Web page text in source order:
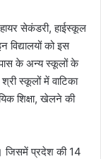
सेकंडरी, हाईस्कूल
विद्यालयों को इस
के अन्य स्कूलों के
स्कूलों में वाटिका
शिक्षा, खेलने की
जिसमें प्रदेश की 14